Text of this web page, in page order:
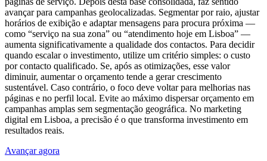
avançar para campanhas geolocalizadas. Segmentar por raio, ajustar
horários de exibição e adaptar mensagens para procura próxima —
como “serviço na sua zona” ou “atendimento hoje em Lisboa” —
aumenta significativamente a qualidade dos contactos. Para decidir
quando escalar o investimento, utilize um critério simples: o custo
por contacto qualificado. Se, após as otimizações, esse valor
diminuir, aumentar o orçamento tende a gerar crescimento
sustentável. Caso contrário, o foco deve voltar para melhorias nas
páginas e no perfil local. Evite ao máximo dispersar orçamento em
campanhas amplas sem segmentação geográfica. No marketing
digital em Lisboa, a precisão é o que transforma investimento em
resultados reais.
Avançar agora